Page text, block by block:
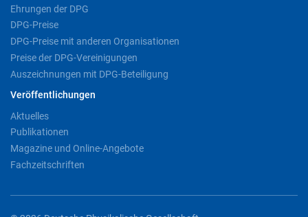
Ehrungen der DPG
DPG-Preise
DPG-Preise mit anderen Organisationen
Preise der DPG-Vereinigungen
Auszeichnungen mit DPG-Beteiligung
Veröffentlichungen
Aktuelles
Publikationen
Magazine und Online-Angebote
Fachzeitschriften